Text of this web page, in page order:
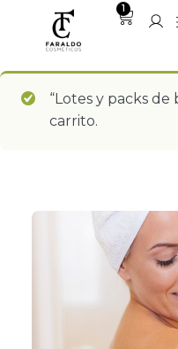
1
“Lotes y packs de
carrito.